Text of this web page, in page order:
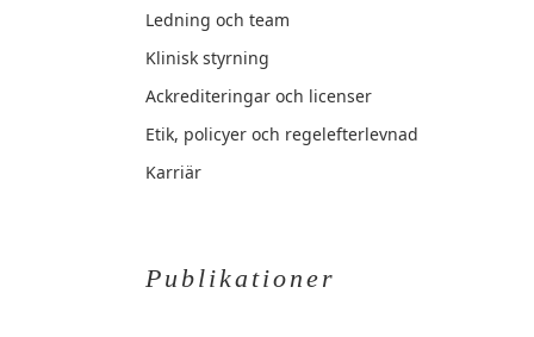
Ledning och team
Klinisk styrning
Ackrediteringar och licenser
Etik, policyer och regelefterlevnad
Karriär
Publikationer